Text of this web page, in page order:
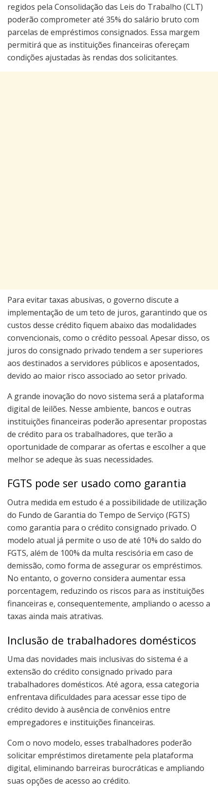
regidos pela Consolidação das Leis do Trabalho (CLT)
poderão comprometer até 35% do salário bruto com
parcelas de empréstimos consignados. Essa margem
permitirá que as instituições financeiras ofereçam
condições ajustadas às rendas dos solicitantes.
Para evitar taxas abusivas, o governo discute a
implementação de um teto de juros, garantindo que os
custos desse crédito fiquem abaixo das modalidades
convencionais, como o crédito pessoal. Apesar disso, os
juros do consignado privado tendem a ser superiores
aos destinados a servidores públicos e aposentados,
devido ao maior risco associado ao setor privado.
A grande inovação do novo sistema será a plataforma
digital de leilões. Nesse ambiente, bancos e outras
instituições financeiras poderão apresentar propostas
de crédito para os trabalhadores, que terão a
oportunidade de comparar as ofertas e escolher a que
melhor se adeque às suas necessidades.
FGTS pode ser usado como garantia
Outra medida em estudo é a possibilidade de utilização
do Fundo de Garantia do Tempo de Serviço (FGTS)
como garantia para o crédito consignado privado. O
modelo atual já permite o uso de até 10% do saldo do
FGTS, além de 100% da multa rescisória em caso de
demissão, como forma de assegurar os empréstimos.
No entanto, o governo considera aumentar essa
porcentagem, reduzindo os riscos para as instituições
financeiras e, consequentemente, ampliando o acesso a
taxas ainda mais atrativas.
Inclusão de trabalhadores domésticos
Uma das novidades mais inclusivas do sistema é a
extensão do crédito consignado privado para
trabalhadores domésticos. Até agora, essa categoria
enfrentava dificuldades para acessar esse tipo de
crédito devido à ausência de convênios entre
empregadores e instituições financeiras.
Com o novo modelo, esses trabalhadores poderão
solicitar empréstimos diretamente pela plataforma
digital, eliminando barreiras burocráticas e ampliando
suas opções de acesso ao crédito.